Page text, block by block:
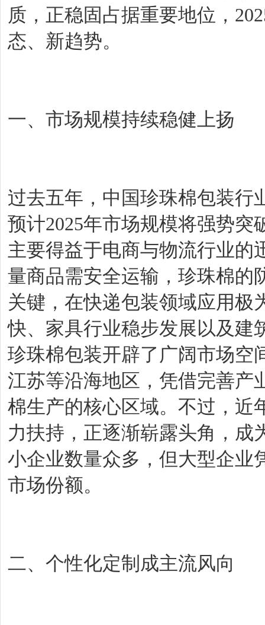
质，正稳固占据重要地位，
态、新趋势。
一、市场规模持续稳健上扬
过去五年，中国珍珠棉包装行
预计2025年市场规模将强势突
主要得益于电商与物流行业的
量商品需安全运输，珍珠棉的
关键，在快递包装领域应用极
快、家具行业稳步发展以及建
珍珠棉包装开辟了广阔市场空
江苏等沿海地区，凭借完善产
棉生产的核心区域。不过，近
力扶持，正逐渐崭露头角，成
小企业数量众多，但大型企业
市场份额。
二、个性化定制成主流风向